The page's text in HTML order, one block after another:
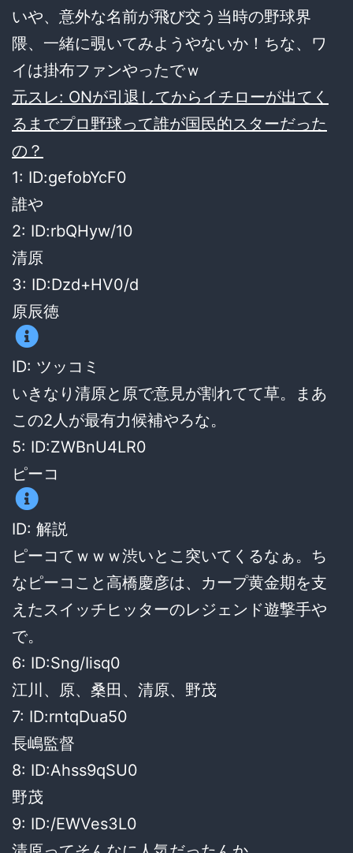
いや、意外な名前が飛び交う当時の野球界
隈、一緒に覗いてみようやないか！ちな、ワ
イは掛布ファンやったでｗ
元スレ: ONが引退してからイチローが出てく
るまでプロ野球って誰が国民的スターだった
の？
1: ID:gefobYcF0
誰や
2: ID:rbQHyw/10
清原
3: ID:Dzd+HV0/d
原辰徳
ID: ツッコミ
いきなり清原と原で意見が割れてて草。まあ
この2人が最有力候補やろな。
5: ID:ZWBnU4LR0
ピーコ
ID: 解説
ピーコてｗｗｗ渋いとこ突いてくるなぁ。ち
なピーコこと高橋慶彦は、カープ黄金期を支
えたスイッチヒッターのレジェンド遊撃手や
で。
6: ID:Sng/Iisq0
江川、原、桑田、清原、野茂
7: ID:rntqDua50
長嶋監督
8: ID:Ahss9qSU0
野茂
9: ID:/EWVes3L0